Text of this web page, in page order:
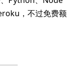
，不过免费额